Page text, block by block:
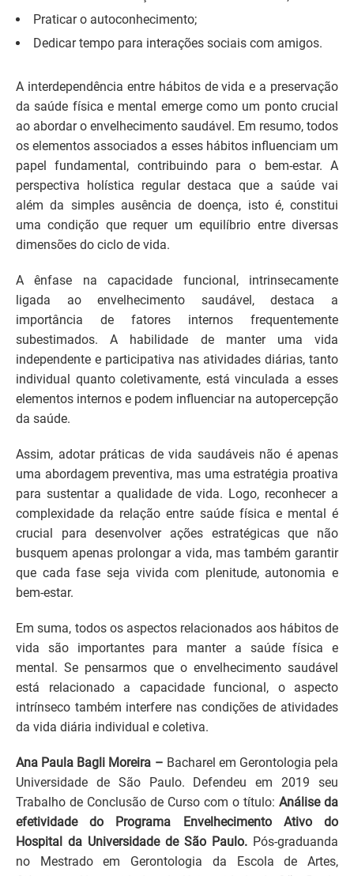
Praticar o autoconhecimento;
Dedicar tempo para interações sociais com amigos.
A interdependência entre hábitos de vida e a preservação
da saúde física e mental emerge como um ponto crucial
ao abordar o envelhecimento saudável. Em resumo, todos
os elementos associados a esses hábitos influenciam um
papel fundamental, contribuindo para o bem-estar. A
perspectiva holística regular destaca que a saúde vai
além da simples ausência de doença, isto é, constitui
uma condição que requer um equilíbrio entre diversas
dimensões do ciclo de vida.
A ênfase na capacidade funcional, intrinsecamente
ligada ao envelhecimento saudável, destaca a
importância de fatores internos frequentemente
subestimados. A habilidade de manter uma vida
independente e participativa nas atividades diárias, tanto
individual quanto coletivamente, está vinculada a esses
elementos internos e podem influenciar na autopercepção
da saúde.
Assim, adotar práticas de vida saudáveis ​​não é apenas
uma abordagem preventiva, mas uma estratégia proativa
para sustentar a qualidade de vida. Logo, reconhecer a
complexidade da relação entre saúde física e mental é
crucial para desenvolver ações estratégicas que não
busquem apenas prolongar a vida, mas também garantir
que cada fase seja vivida com plenitude, autonomia e
bem-estar.
Em suma, todos os aspectos relacionados aos hábitos de
vida são importantes para manter a saúde física e
mental. Se pensarmos que o envelhecimento saudável
está relacionado a capacidade funcional, o aspecto
intrínseco também interfere nas condições de atividades
da vida diária individual e coletiva.
Ana Paula Bagli Moreira – Bacharel em Gerontologia pela
Universidade de São Paulo. Defendeu em 2019 seu
Trabalho de Conclusão de Curso com o título: Análise da
efetividade do Programa Envelhecimento Ativo do
Hospital da Universidade de São Paulo. Pós-graduanda
no Mestrado em Gerontologia da Escola de Artes,